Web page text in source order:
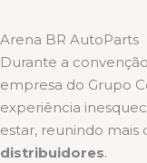
Arena BR AutoParts
Durante a
empresa do Grupo
experiência
estar, reunindo mais
distribuidores.